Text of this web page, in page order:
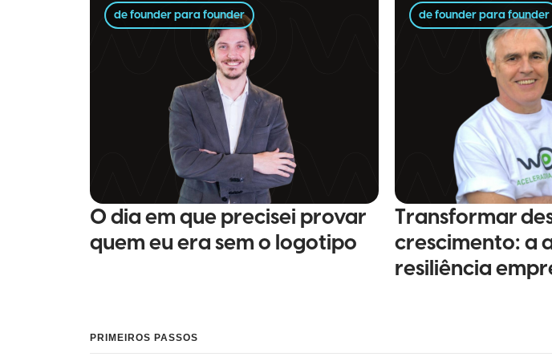
de founder para founder
O dia em que precisei provar
quem eu era sem o logotipo
de founder para founder
Transformar
crescimento: a
resiliência
PRIMEIROS PASSOS